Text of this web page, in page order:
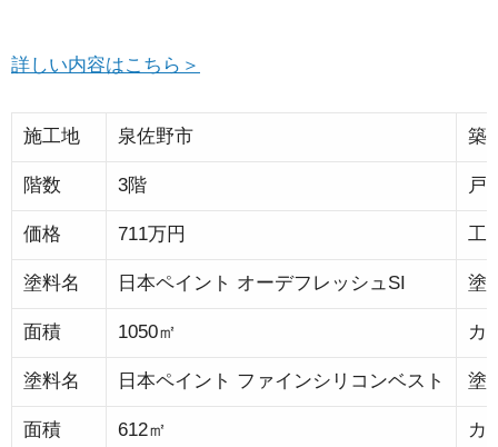
詳しい内容はこちら＞
施工地 泉佐野市 築
階数 3階 戸
価格 711万円 工
塗料名 日本ペイント オーデフレッシュSI 塗
面積 1050㎡ カ
塗料名 日本ペイント ファインシリコンベスト 塗
面積 612㎡ カ